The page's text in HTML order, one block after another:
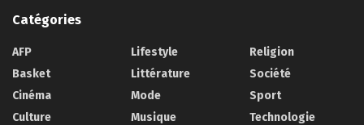
Catégories
AFP
Basket
Cinéma
Culture
Lifestyle
Littérature
Mode
Musique
Religion
Société
Sport
Technologie